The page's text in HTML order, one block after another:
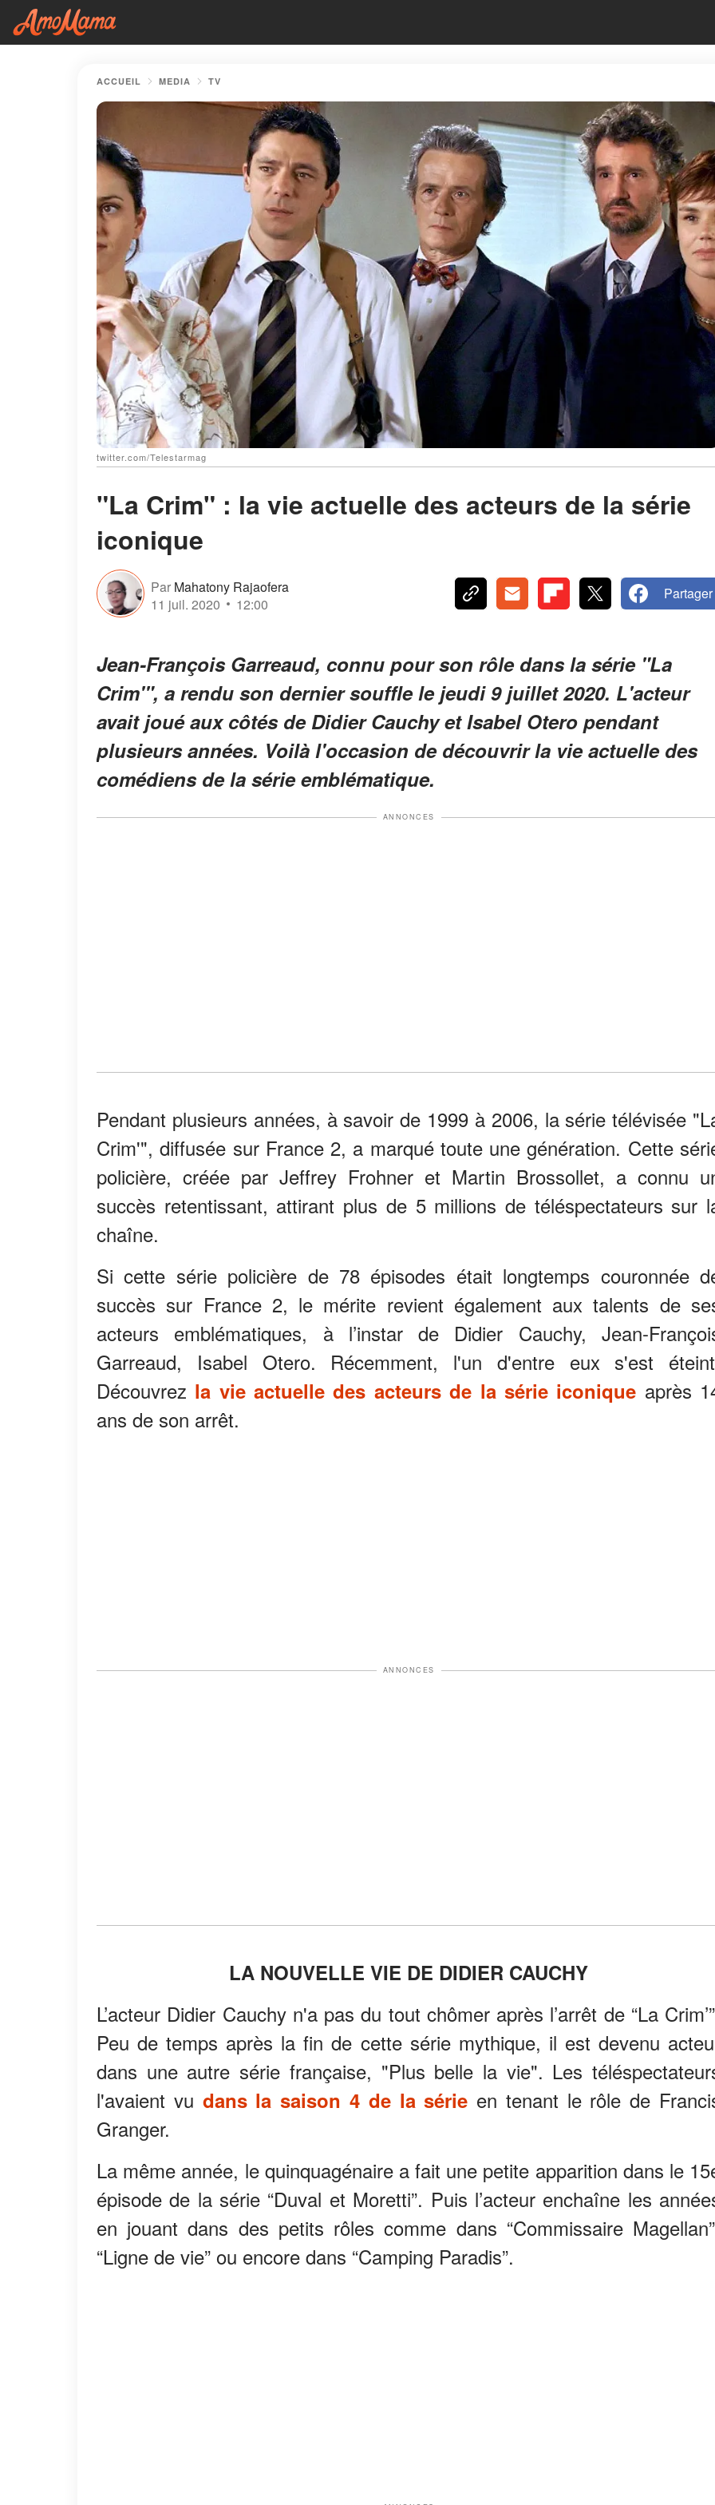
ACCUEIL MEDIA TV
twitter.com/Telestarmag
"La Crim" : la vie actuelle des acteurs de la série
iconique
Par Mahatony Rajaofera
11 juil. 2020
12:00
Partager
Jean-François Garreaud, connu pour son rôle dans la série "La
Crim'", a rendu son dernier souffle le jeudi 9 juillet 2020. L'acteur
avait joué aux côtés de Didier Cauchy et Isabel Otero pendant
plusieurs années. Voilà l'occasion de découvrir la vie actuelle des
comédiens de la série emblématique.
ANNONCES
Pendant plusieurs années, à savoir de 1999 à 2006, la série télévisée
Crim'", diffusée sur France 2, a marqué toute une génération. Cette
policière, créée par Jeffrey Frohner et Martin Brossollet, a connu
succès retentissant, attirant plus de 5 millions de téléspectateurs sur
chaîne.
Si cette série policière de 78 épisodes était longtemps couronnée
succès sur France 2, le mérite revient également aux talents de
acteurs emblématiques, à l’instar de Didier Cauchy, Jean-
Garreaud, Isabel Otero. Récemment, l'un d'entre eux s'est
Découvrez la vie actuelle des acteurs de la série iconique après
ans de son arrêt.
ANNONCES
LA NOUVELLE VIE DE DIDIER CAUCHY
L’acteur Didier Cauchy n'a pas du tout chômer après l’arrêt de “La
Peu de temps après la fin de cette série mythique, il est devenu
dans une autre série française, "Plus belle la vie". Les
l'avaient vu dans la saison 4 de la série en tenant le rôle de
Granger.
La même année, le quinquagénaire a fait une petite apparition dans le
épisode de la série “Duval et Moretti”. Puis l’acteur enchaîne les
en jouant dans des petits rôles comme dans “Commissaire
“Ligne de vie” ou encore dans “Camping Paradis”.